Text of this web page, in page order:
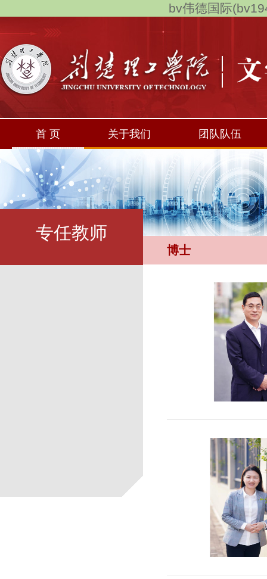
bv伟德国际
首 页 关于我们 团队队伍
专任教师
博士